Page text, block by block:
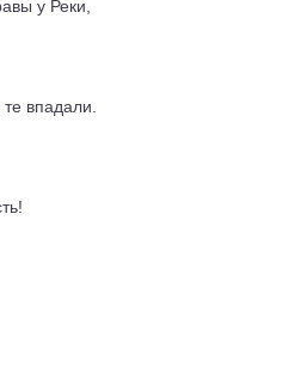
у Реки
впадали.